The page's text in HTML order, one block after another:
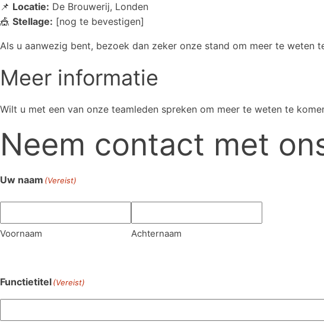
📌 Locatie: De Brouwerij, Londen
🎪 Stellage: [nog te bevestigen]
Als u aanwezig bent, bezoek dan zeker onze stand om meer te weten
Meer informatie
Wilt u met een van onze teamleden spreken om meer te weten te
Neem contact met
Uw naam (Vereist)
Voornaam Achternaam
Functietitel(Vereist)